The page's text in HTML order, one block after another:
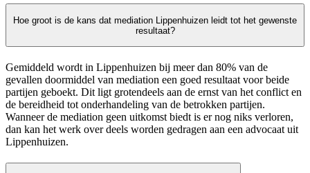
Hoe groot is de kans dat mediation Lippenhuizen leidt tot het gewenste
resultaat?
Gemiddeld wordt in Lippenhuizen bij meer dan 80% van de
gevallen doormiddel van mediation een goed resultaat voor beide
partijen geboekt. Dit ligt grotendeels aan de ernst van het conflict en
de bereidheid tot onderhandeling van de betrokken partijen.
Wanneer de mediation geen uitkomst biedt is er nog niks verloren,
dan kan het werk over deels worden gedragen aan een advocaat uit
Lippenhuizen.